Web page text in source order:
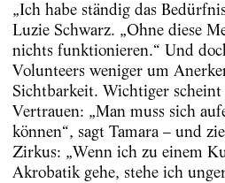
„Ich habe ständig das
Luzie Schwarz. „Ohne diese
nichts funktionieren.“ Und
Volunteers weniger um
Sichtbarkeit. Wichtiger scheint
Vertrauen: „Man muss sich
können“, sagt Tamara – und
Zirkus: „Wenn ich zu einem
Akrobatik gehe, stehe ich